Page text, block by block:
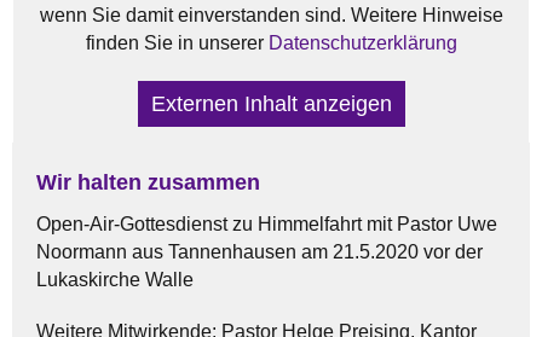
wenn Sie damit einverstanden sind. Weitere Hinweise
finden Sie in unserer Datenschutzerklärung
Externen Inhalt anzeigen
Wir halten zusammen
Open-Air-Gottesdienst zu Himmelfahrt mit Pastor Uwe
Noormann aus Tannenhausen am 21.5.2020 vor der
Lukaskirche Walle
Weitere Mitwirkende: Pastor Helge Preising, Kantor